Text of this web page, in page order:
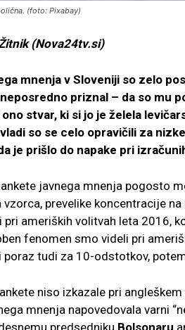
(foto: Pixabay)
(Nova24tv.si)
mnenja v Sloveniji so zelo
priznal – da so mu
stvar, ki si jo je želela
so se celo opravičili za
je prišlo do napake pri
ankete javnega mnenja pogosto
vzorca, prevelike koncentracije
pri ameriških volitvah leta 2016,
fenomen smo videli pri
poraz tudi za 10-odstotkov,
niso izkazale pri
mnenja napovedovala varni
predsedniku Bolsonaru